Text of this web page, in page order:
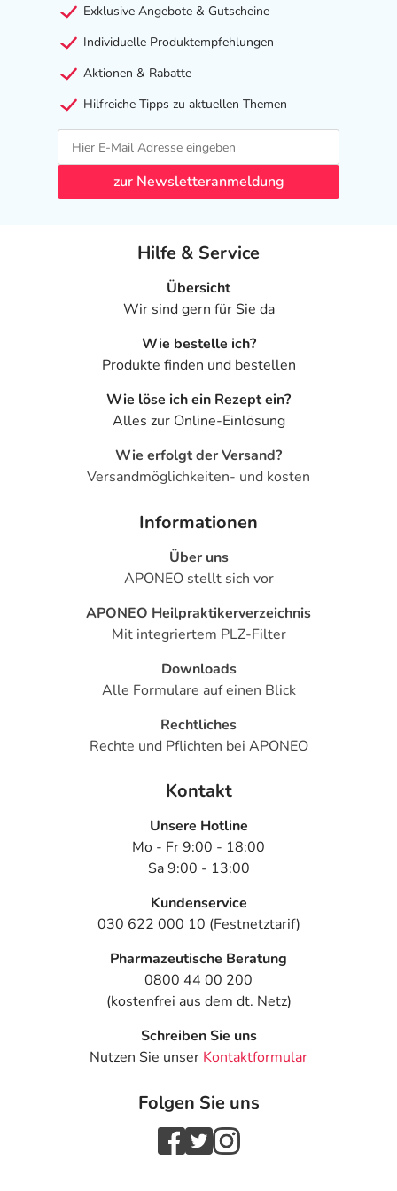
Wirkstoff je 1 g Lösung:
631 mg Isopropanol
Sonstige Bestandteile: gereinigtes Wasser
Hinweise
Adresse des Anbieters/Herstellers
PDF des Beipackzettelskönnen Sie sich oben
Exklusive Angebote & Gutscheine
Individuelle Produktempfehlungen
Aktionen & Rabatte
Hilfreiche Tipps zu aktuellen Themen
zur Newsletteranmeldung
Hilfe & Service
Übersicht
Wir sind gern für Sie da
Wie bestelle ich?
Produkte finden und bestellen
Wie löse ich ein Rezept ein?
Alles zur Online-Einlösung
Wie erfolgt der Versand?
Versandmöglichkeiten- und kosten
Informationen
Über uns
APONEO stellt sich vor
APONEO Heilpraktikerverzeichnis
Mit integriertem PLZ-Filter
Downloads
Alle Formulare auf einen Blick
Rechtliches
Rechte und Pflichten bei APONEO
Kontakt
Unsere Hotline
Mo - Fr 9:00 - 18:00
Sa 9:00 - 13:00
Kundenservice
030 622 000 10 (Festnetztarif)
Pharmazeutische Beratung
0800 44 00 200
(kostenfrei aus dem dt. Netz)
Schreiben Sie uns
Nutzen Sie unser Kontaktformular
Folgen Sie uns